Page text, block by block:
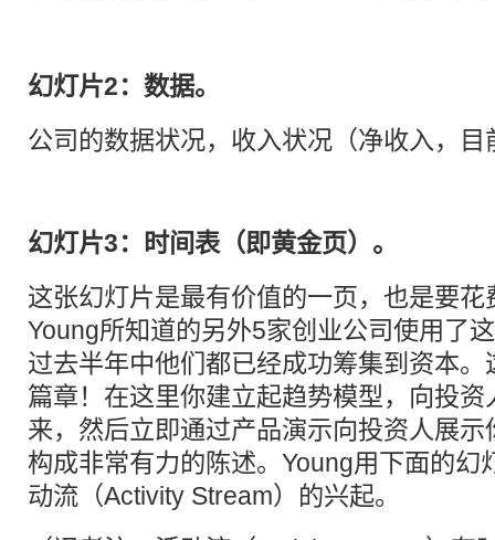
幻灯片2：数据。
公司的数据状况，收入状况（净收入，目
幻灯片3：时间表（即黄金页）。
这张幻灯片是最有价值的一页，也是要
Young所知道的另外5家创业公司使用了
过去半年中他们都已经成功筹集到资本
篇章！在这里你建立起趋势模型，向投
来，然后立即通过产品演示向投资人展
构成非常有力的陈述。Young用下面的幻
动流（Activity Stream）的兴起。